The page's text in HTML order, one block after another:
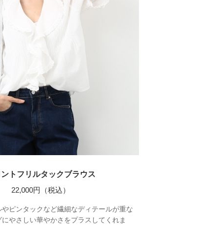
トフリルタックブラウス
22,000円（税込）
ピンタックなど繊細なディテールが重な
にやさしい華やかさをプラスしてくれま